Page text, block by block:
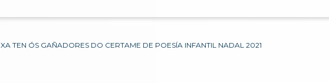
TEN ÓS GAÑADORES DO CERTAME DE POESÍA INFANTIL NADAL 2021